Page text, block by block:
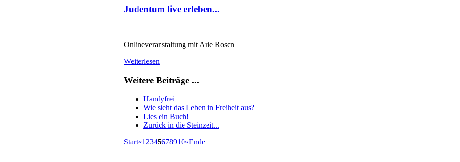
Judentum live erleben...
Onlineveranstaltung mit Arie Rosen
Weiterlesen
Weitere Beiträge ...
Handyfrei...
Wie sieht das Leben in Freiheit aus?
Lies ein Buch!
Zurück in die Steinzeit...
Start«1 2345678910»Ende